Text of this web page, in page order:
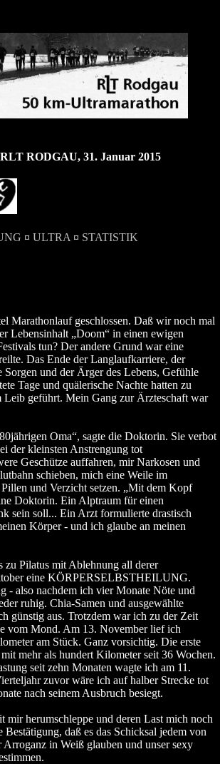
RODGAU, 31. Januar 2015
¤ ULTRA ¤ STATISTIK
Marathonlauf geschlossen. Daß wir noch mal
Lebensinhalt „Doom“ in einen ewigen
tun? Der andere Grund war eine
Das Ende der Langlaufkarriere, der
und der Ärger des Lebens, Gefühle
Tage und quälerische Nachte hatten zu
geführt. Mein Gang zur Ärzteschaft war
Oma“, sagte die Doktorin. Sie verbot
der kleinsten Anstrengung tot
Geschütze auffahren, mir Narkosen und
schieben, mich eine Weile im
und Verzicht setzen. „Mit dem Kopf
Doktorin. Ein Alptraum für einen
sein soll... Ein Arzt formulierte drastisch
Körper - und ich glaube an meinen
zu Pilatus mit Ablehnung all derer
eine KÖRPERSELBSTHEILUNG.
- also nachdem ich vier Monate Nöte und
ruhig. Chia-Samen und ausgewählte
günstig aus. Trotzdem war ich zu der Zeit
vom Mond. Am 13. November lief ich
am Stück. Ganz vorsichtig. Die erste
mehr als hundert Kilometer seit 36 Wochen.
seit zehn Monaten wagte ich am 11.
zuvor wäre ich auf halber Strecke tot
nach seinem Ausbruch besiegt.
herumschleppe und deren Last mich noch
daß es das Schicksal jedem von
in Weiß glauben und unser sexy